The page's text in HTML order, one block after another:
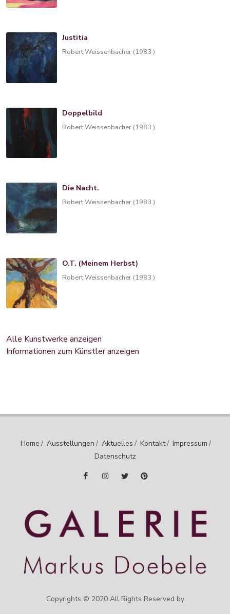
Justitia
Robert Weissenbacher (1983 )
Doppelbild
Robert Weissenbacher (1983 )
Die Nacht.
Robert Weissenbacher (1983 )
O.T. (Meinem Herbst)
Robert Weissenbacher (1983 )
Alle Kunstwerke anzeigen
Informationen zum Künstler anzeigen
Copyrights © 2020 All Rights Reserved by
Home / Ausstellungen / Aktuelles / Kontakt/ Impressum /
Datenschutz